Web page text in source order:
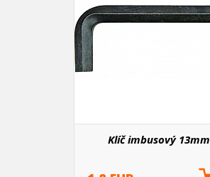
Klíč imbusový 13mm